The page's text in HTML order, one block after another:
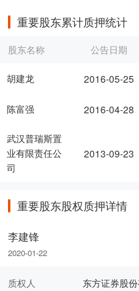
重要股东累计质押统计
股东名称
胡建龙
陈富强
武汉普瑞斯置
业有限责任公
司
公告日期
2016-05-25
2016-04-28
2013-09-23
重要股东股权质押详情
李建锋
2020-01-22
质权人
东方证券股